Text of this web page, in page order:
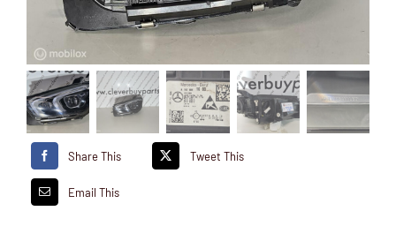
Share This Tweet This
Email This